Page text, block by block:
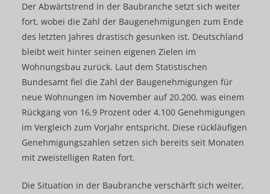
Der Abwärtstrend in der Baubranche setzt sich weiter
fort, wobei die Zahl der Baugenehmigungen zum Ende
des letzten Jahres drastisch gesunken ist. Deutschland
bleibt weit hinter seinen eigenen Zielen im
Wohnungsbau zurück. Laut dem Statistischen
Bundesamt fiel die Zahl der Baugenehmigungen für
neue Wohnungen im November auf 20.200, was einem
Rückgang von 16,9 Prozent oder 4.100 Genehmigungen
im Vergleich zum Vorjahr entspricht. Diese rückläufigen
Genehmigungszahlen setzen sich bereits seit Monaten
mit zweistelligen Raten fort.
Die Situation in der Baubranche verschärft sich weiter,